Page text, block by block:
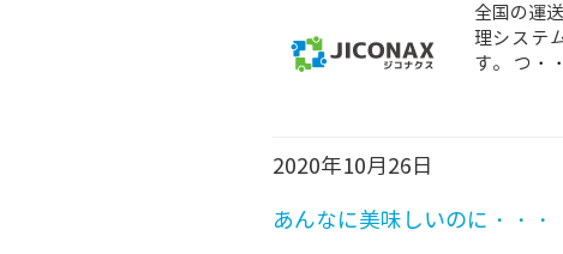
全国の運
理システ
す。 つ ・
2020年10月26日
あんなに美味しいのに・・・